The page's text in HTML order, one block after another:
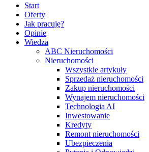
Start
Oferty
Jak pracuję?
Opinie
Wiedza
ABC Nieruchomości
Nieruchomości
Wszystkie artykuły
Sprzedaż nieruchomości
Zakup nieruchomości
Wynajem nieruchomości
Technologia AI
Inwestowanie
Kredyty
Remont nieruchomości
Ubezpieczenia